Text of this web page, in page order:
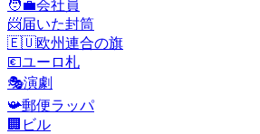
🧑‍💼会社員
📨届いた封筒
🇪🇺欧州連合の旗
💶ユーロ札
🎭演劇
📯郵便ラッパ
🏢 ビル